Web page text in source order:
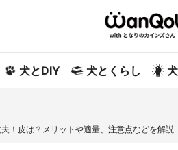
犬とDIY 犬とくらし
！皮は？メリットや適量、注意点などを解説